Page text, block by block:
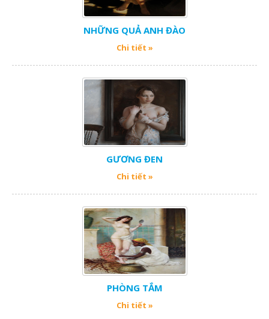
NHỮNG QUẢ ANH ĐÀO
Chi tiết »
GƯƠNG ĐEN
Chi tiết »
PHÒNG TẮM
Chi tiết »